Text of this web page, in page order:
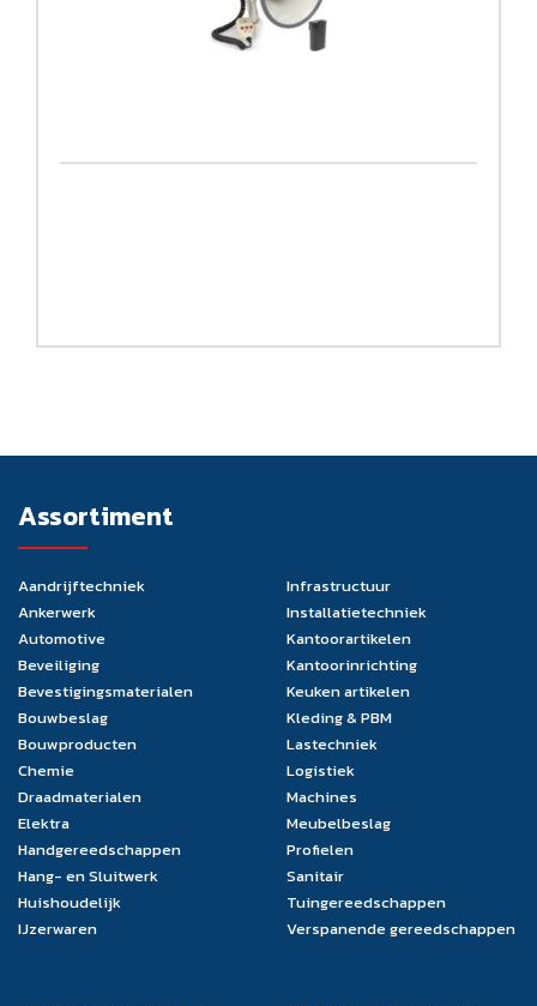
Assortiment
Aandrijftechniek
Ankerwerk
Automotive
Beveiliging
Bevestigingsmaterialen
Bouwbeslag
Bouwproducten
Chemie
Draadmaterialen
Elektra
Handgereedschappen
Hang- en Sluitwerk
Huishoudelijk
IJzerwaren
Infrastructuur
Installatietechniek
Kantoorartikelen
Kantoorinrichting
Keuken artikelen
Kleding & PBM
Lastechniek
Logistiek
Machines
Meubelbeslag
Profielen
Sanitair
Tuingereedschappen
Verspanende gereedschappen